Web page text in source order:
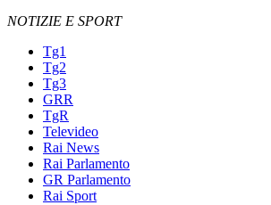
NOTIZIE E SPORT
Tg1
Tg2
Tg3
GRR
TgR
Televideo
Rai News
Rai Parlamento
GR Parlamento
Rai Sport